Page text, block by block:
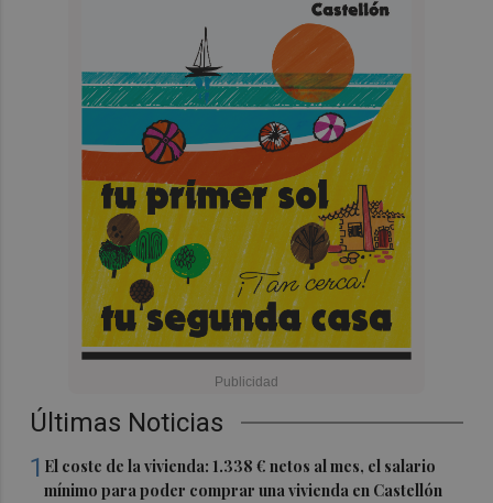
Últimas Noticias
1 El coste de la vivienda: 1.338 € netos al mes, el salario
mínimo para poder comprar una vivienda en Castellón